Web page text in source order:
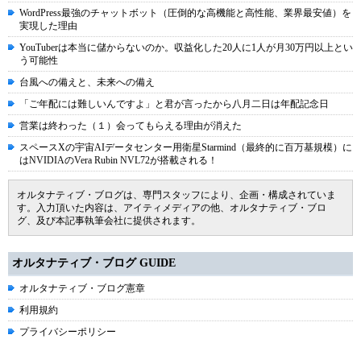
WordPress最強のチャットボット（圧倒的な高機能と高性能、業界最安値）を
実現した理由
YouTuberは本当に儲からないのか。収益化した20人に1人が月30万円以上とい
う可能性
台風への備えと、未来への備え
「ご年配には難しいんですよ」と君が言ったから八月二日は年配記念日
営業は終わった（１）会ってもらえる理由が消えた
スペースXの宇宙AIデータセンター用衛星Starmind（最終的に百万基規模）に
はNVIDIAのVera Rubin NVL72が搭載される！
オルタナティブ・ブログは、専門スタッフにより、企画・構成されていま
す。入力頂いた内容は、アイティメディアの他、オルタナティブ・ブロ
グ、及び本記事執筆会社に提供されます。
オルタナティブ・ブログ GUIDE
オルタナティブ・ブログ憲章
利用規約
プライバシーポリシー